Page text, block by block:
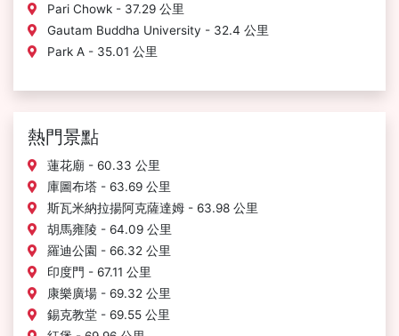
Pari Chowk - 37.29 公里
Gautam Buddha University - 32.4 公里
Park A - 35.01 公里
熱門景點
蓮花廟 - 60.33 公里
庫圖布塔 - 63.69 公里
斯瓦米納拉揚阿克薩達姆 - 63.98 公里
胡馬雍陵 - 64.09 公里
羅迪公園 - 66.32 公里
印度門 - 67.11 公里
康樂廣場 - 69.32 公里
錫克教堂 - 69.55 公里